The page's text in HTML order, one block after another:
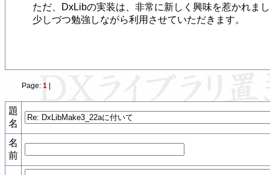
ただ、DxLibの実装は、非常に新しく興味を惹かれま
少しづつ勉強しながら利用させていただきます。
Page: 1|
題
名
名
前